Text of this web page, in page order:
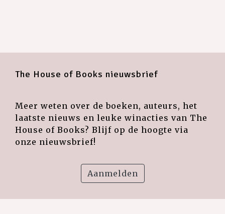
The House of Books nieuwsbrief
Meer weten over de boeken, auteurs, het
laatste nieuws en leuke winacties van The
House of Books? Blijf op de hoogte via
onze nieuwsbrief!
Aanmelden